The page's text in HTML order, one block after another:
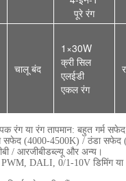
पूरे रंग
चालू बंद
1×30W
क्री सिल
एलईडी
एकल रंग
रंग या रंग तापमान: बहुत गर्म
(4000-4500K) / ठंडा सफेद
/ आरजीबीडब्ल्यू और अन्य।
DALI, 0/1-10V डिमिंग या